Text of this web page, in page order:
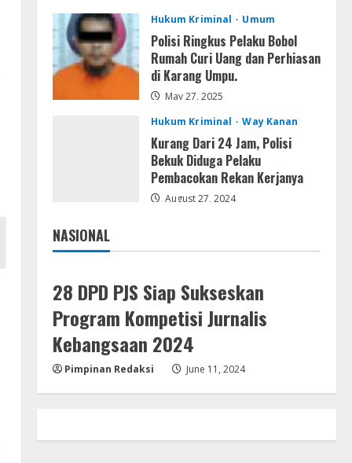
3
Movies
Vertex Force 2026 BRRip UHD
DDP5.1 𝐘𝐢𝐟𝐲 𝐌𝐨𝐯𝐢𝐞𝐬 Magnet
August 8, 2026
Resettools
Vpn One Click Cracked x86-x64
[no Virus]
August 8, 2026
August 8, 2026
Hukum Kriminal Umum
Polisi Ringkus Pelaku Bobol
Rumah Curi Uang dan Perhiasan
di Karang Umpu.
May 27, 2025
Hukum Kriminal
Way Kanan
Kurang Dari 24 Jam, Polisi
Bekuk Diduga Pelaku
Pembacokan Rekan Kerjanya
August 27, 2024
NASIONAL
Jakarta
28 DPD PJS Siap Sukseskan
Program Kompetisi Jurnalis
Kebangsaan 2024
Pimpinan Redaksi June 11, 2024